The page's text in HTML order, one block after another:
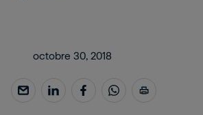
octobre 30, 2018